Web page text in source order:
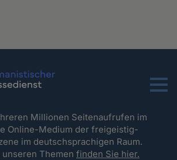
Menu
Millionen Seitenaufrufen im
Online-Medium der freigeistig-
im deutschsprachigen Raum.
unseren Themenfinden Sie hier.